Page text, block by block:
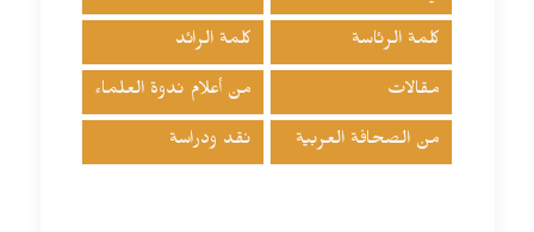
كلمة الرئاسة كلمة الرائد
مقالات من أعلام ندوة العلماء
من الصحافة العربية نقد ودراسة